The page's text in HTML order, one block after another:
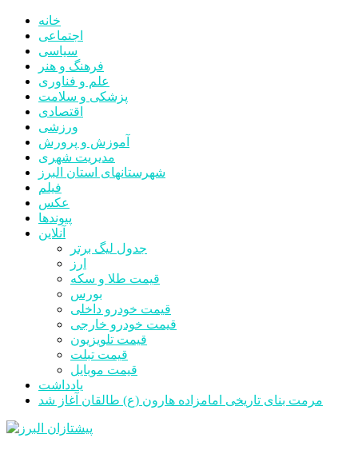
خانه
اجتماعی
سیاسی
فرهنگ و هنر
علم و فناوری
پزشکی و سلامت
اقتصادی
ورزشی
آموزش و پرورش
مدیریت شهری
شهرستانهای استان البرز
فیلم
عکس
پیوندها
آنلاین
جدول لیگ برتر
ارز
قیمت طلا و سکه
بورس
قیمت خودرو داخلی
قیمت خودرو خارجی
قیمت تلویزیون
قیمت تبلت
قیمت موبایل
یادداشت
مرمت بنای تاریخی امامزاده هارون (ع) طالقان آغاز شد